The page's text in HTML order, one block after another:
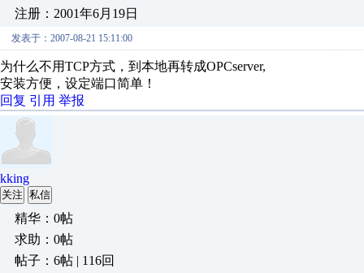
注册：2001年6月19日
发表于：2007-08-21 15:11:00
为什么不用TCP方式，到本地再转成OPCserver,
安装方便，设定端口简单！
回复 引用 举报
kking
关注 私信
精华：0帖
求助：0帖
帖子：6帖 | 116回